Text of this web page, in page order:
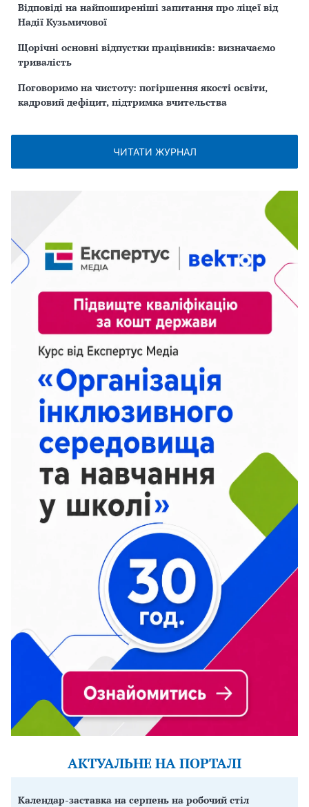
Відповіді на найпоширеніші запитання про ліцеї від
Надії Кузьмичової
Щорічні основні відпустки працівників: визначаємо
тривалість
Поговоримо на чистоту: погіршення якості освіти,
кадровий дефіцит, підтримка вчительства
ЧИТАТИ ЖУРНАЛ
АКТУАЛЬНЕ НА ПОРТАЛІ
Календар-заставка на серпень на робочий стіл